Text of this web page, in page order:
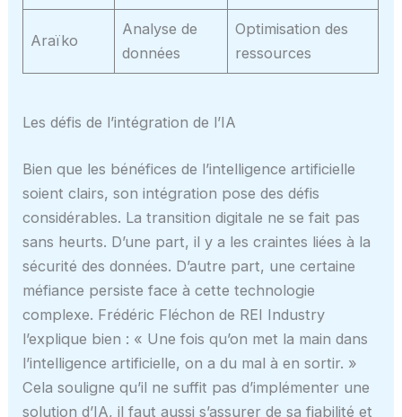
Araïko
Analyse de
données
Optimisation des
ressources
Les défis de l’intégration de l’IA
Bien que les bénéfices de l’intelligence artificielle
soient clairs, son intégration pose des défis
considérables. La transition digitale ne se fait pas
sans heurts. D’une part, il y a les craintes liées à la
sécurité des données. D’autre part, une certaine
méfiance persiste face à cette technologie
complexe. Frédéric Fléchon de REI Industry
l’explique bien : « Une fois qu’on met la main dans
l’intelligence artificielle, on a du mal à en sortir. »
Cela souligne qu’il ne suffit pas d’implémenter une
solution d’IA, il faut aussi s’assurer de sa fiabilité et